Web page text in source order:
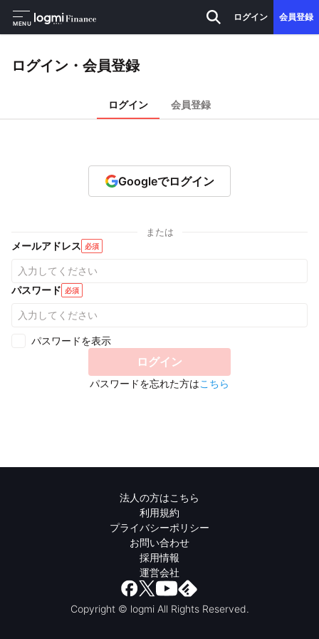
MENU
ログイン 会員登録
ログイン・会員登録
ログイン 会員登録
Googleでログイン
または
メールアドレス 必須
パスワード 必須
パスワードを表示
ログイン
パスワードを忘れた方はこちら
法人の方はこちら
利用規約
プライバシーポリシー
お問い合わせ
採用情報
運営会社
Copyright © logmi All Rights Reserved.